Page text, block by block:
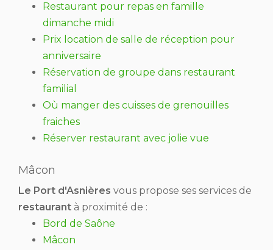
Restaurant pour repas en famille
dimanche midi
Prix location de salle de réception pour
anniversaire
Réservation de groupe dans restaurant
familial
Où manger des cuisses de grenouilles
fraiches
Réserver restaurant avec jolie vue
Mâcon
Le Port d'Asnières vous propose ses services de
restaurant à proximité de :
Bord de Saône
Mâcon